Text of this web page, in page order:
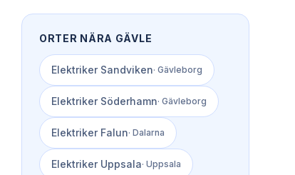
ORTER NÄRA GÄVLE
Elektriker Sandviken· Gävleborg
Elektriker Söderhamn· Gävleborg
Elektriker Falun· Dalarna
Elektriker Uppsala· Uppsala